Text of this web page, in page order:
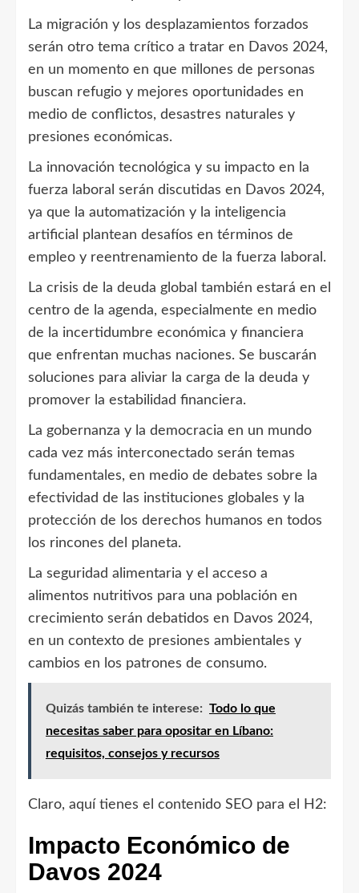
La migración y los desplazamientos forzados
serán otro tema crítico a tratar en Davos 2024,
en un momento en que millones de personas
buscan refugio y mejores oportunidades en
medio de conflictos, desastres naturales y
presiones económicas.
La innovación tecnológica y su impacto en la
fuerza laboral serán discutidas en Davos 2024,
ya que la automatización y la inteligencia
artificial plantean desafíos en términos de
empleo y reentrenamiento de la fuerza laboral.
La crisis de la deuda global también estará en el
centro de la agenda, especialmente en medio
de la incertidumbre económica y financiera
que enfrentan muchas naciones. Se buscarán
soluciones para aliviar la carga de la deuda y
promover la estabilidad financiera.
La gobernanza y la democracia en un mundo
cada vez más interconectado serán temas
fundamentales, en medio de debates sobre la
efectividad de las instituciones globales y la
protección de los derechos humanos en todos
los rincones del planeta.
La seguridad alimentaria y el acceso a
alimentos nutritivos para una población en
crecimiento serán debatidos en Davos 2024,
en un contexto de presiones ambientales y
cambios en los patrones de consumo.
Quizás también te interese: Todo lo que
necesitas saber para opositar en Líbano:
requisitos, consejos y recursos
Claro, aquí tienes el contenido SEO para el H2:
Impacto Económico de
Davos 2024